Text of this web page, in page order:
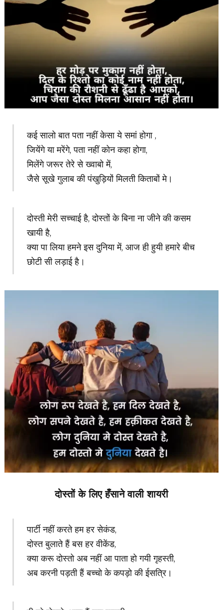
कई सालो बात पता नहीं केसा ये समां होगा ,
जियेंगे या मरेंगे, पता नहीं कोन कहा होगा,
मिलेंगे जरूर तेरे से ख्वाबो में,
जैसे सूखे गुलाब की पंखुड़ियों मिलती किताबों मे।
दोस्ती मेरी सच्चाई है, दोस्तों के बिना ना जीने की कसम
खायी है,
क्या पा लिया हमने इस दुनिया में, आज ही हुयी हमारे बीच
छोटी सी लड़ाई है।
दोस्तों के लिए हँसाने वाली शायरी
पार्टी नहीं करते हम हर सेकंड,
दोस्त बुलाते हैं बस हर वीकेंड,
क्या करू दोस्तो अब नहीं आ पाता हो गयी गृहस्ती,
अब करनी पड़ती हैं बच्चो के कपड़ो की ईसत्रि।